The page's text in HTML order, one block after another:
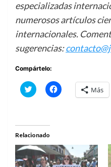
especializadas
numerosos artículos
internacionales.
sugerencias:
Compártelo:
Haz
clic
(Se
abre
en
una
ventana
nueva)
Haz
clic
una
ventana
nueva)
Más
Relacionado